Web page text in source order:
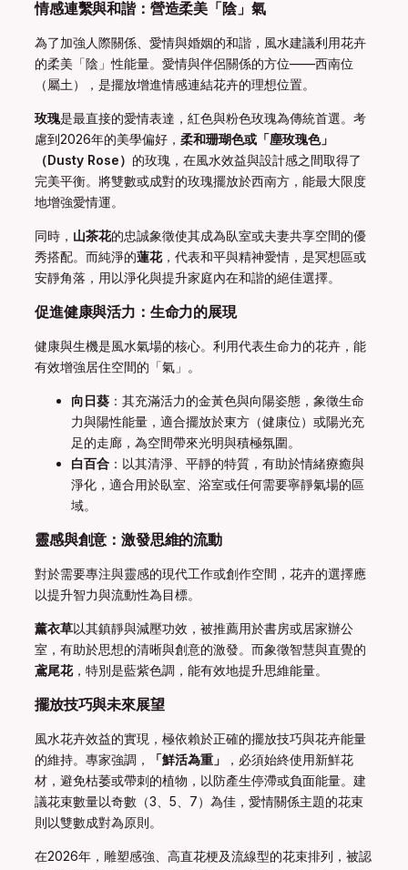
情感連繫與和諧：營造柔美「陰」氣
為了加強人際關係、愛情與婚姻的和諧，風水建議利用花卉
的柔美「陰」性能量。愛情與伴侶關係的方位——西南位
（屬土），是擺放增進情感連結花卉的理想位置。
玫瑰是最直接的愛情表達，紅色與粉色玫瑰為傳統首選。考
慮到2026年的美學偏好， 柔和珊瑚色或「塵玫瑰色」
（Dusty Rose） 的玫瑰，在風水效益與設計感之間取得了
完美平衡。將雙數或成對的玫瑰擺放於西南方，能最大限度
地增強愛情運。
同時， 山茶花的忠誠象徵使其成為臥室或夫妻共享空間的優
秀搭配。而純淨的蓮花，代表和平與精神愛情，是冥想區或
安靜角落，用以淨化與提升家庭內在和諧的絕佳選擇。
促進健康與活力：生命力的展現
健康與生機是風水氣場的核心。利用代表生命力的花卉，能
有效增強居住空間的「氣」。
向日葵 ：其充滿活力的金黃色與向陽姿態，象徵生命
力與陽性能量，適合擺放於東方（健康位）或陽光充
足的走廊，為空間帶來光明與積極氛圍。
白百合 ：以其清淨、平靜的特質，有助於情緒療癒與
淨化，適合用於臥室、浴室或任何需要寧靜氣場的區
域。
靈感與創意：激發思維的流動
對於需要專注與靈感的現代工作或創作空間，花卉的選擇應
以提升智力與流動性為目標。
薰衣草以其鎮靜與減壓功效，被推薦用於書房或居家辦公
室，有助於思想的清晰與創意的激發。而象徵智慧與直覺的
鳶尾花，特別是藍紫色調，能有效地提升思維能量。
擺放技巧與未來展望
風水花卉效益的實現，極依賴於正確的擺放技巧與花卉能量
的維持。專家強調，
「鮮活為重」
，必須始終使用新鮮花
材，避免枯萎或帶刺的植物，以防產生停滯或負面能量。建
議花束數量以奇數（3、5、7）為佳，愛情關係主題的花束
則以雙數成對為原則。
在2026年，雕塑感強、高直花梗及流線型的花束排列，被認